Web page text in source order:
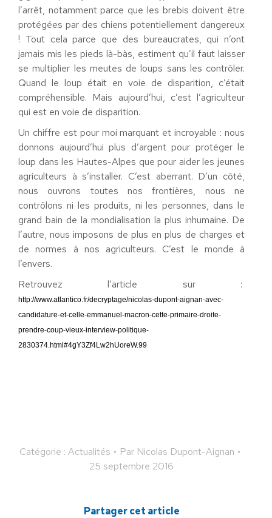
l’arrêt, notamment parce que les brebis doivent être
protégées par des chiens potentiellement dangereux
! Tout cela parce que des bureaucrates, qui n’ont
jamais mis les pieds là-bàs, estiment qu’il faut laisser
se multiplier les meutes de loups sans les contrôler.
Quand le loup était en voie de disparition, c’était
compréhensible. Mais aujourd’hui, c’est l’agriculteur
qui est en voie de disparition.
Un chiffre est pour moi marquant et incroyable : nous
donnons aujourd’hui plus d’argent pour protéger le
loup dans les Hautes-Alpes que pour aider les jeunes
agriculteurs à s’installer. C’est aberrant. D’un côté,
nous ouvrons toutes nos frontières, nous ne
contrôlons ni les produits, ni les personnes, dans le
grand bain de la mondialisation la plus inhumaine. De
l’autre, nous imposons de plus en plus de charges et
de normes à nos agriculteurs. C’est le monde à
l’envers.
Retrouvez l’article sur :
http://www.atlantico.fr/decryptage/nicolas-dupont-aignan-avec-
candidature-et-celle-emmanuel-macron-cette-primaire-droite-
prendre-coup-vieux-interview-politique-
2830374.html#4gY3Zf4Lw2hUoreW.99
Catégorie : Actualités Par Nicolas Dupont-Aignan
25 septembre 2016
Partager cet article